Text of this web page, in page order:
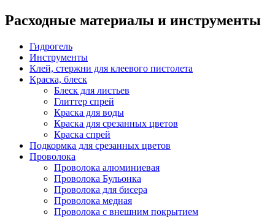
Расходные материалы и инструменты
Гидрогель
Инструменты
Клей, стержни для клеевого пистолета
Краска, блеск
Блеск для листьев
Глиттер спрей
Краска для воды
Краска для срезанных цветов
Краска спрей
Подкормка для срезанных цветов
Проволока
Проволока алюминиевая
Проволока Бульонка
Проволока для бисера
Проволока медная
Проволока с внешним покрытием